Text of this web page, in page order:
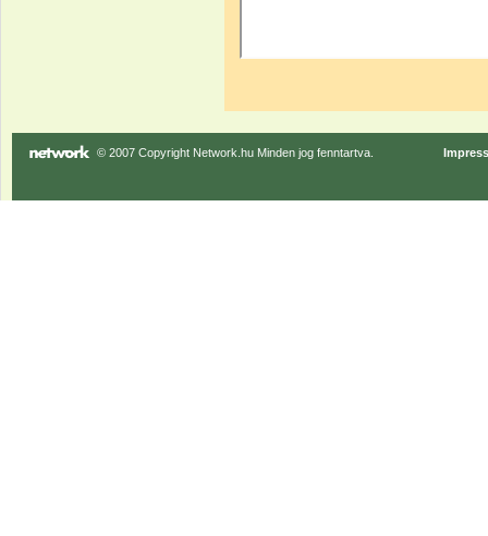
© 2007 Copyright Network.hu Minden jog fenntartva.